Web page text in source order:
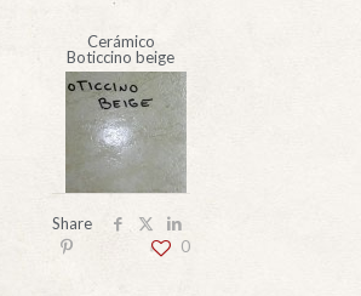
Cerámico
Boticcino beige
Share
0